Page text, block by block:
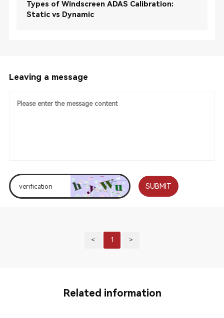
Types of Windscreen ADAS Calibration:
Static vs Dynamic
Leaving a message
SUBMIT
< 1 >
Related information